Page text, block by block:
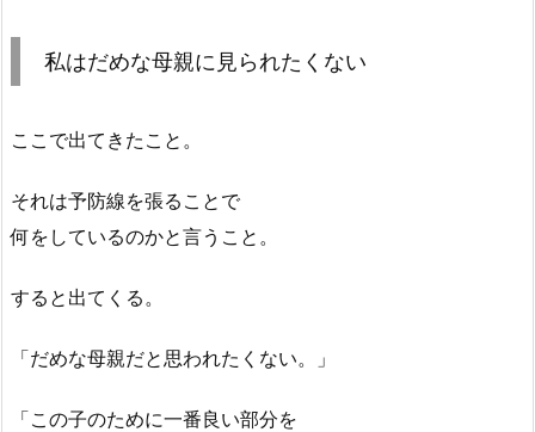
私はだめな母親に見られたくない
ここで出てきたこと。
それは予防線を張ることで
何をしているのかと言うこと。
すると出てくる。
「だめな母親だと思われたくない。」
「この子のために一番良い部分を